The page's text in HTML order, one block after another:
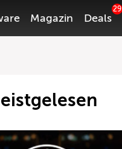
Magazin Deals
29